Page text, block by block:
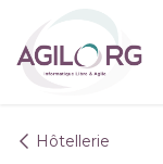
Hôtellerie